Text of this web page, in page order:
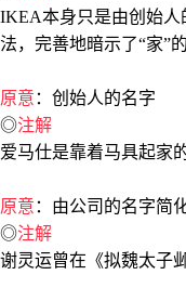
IKEA本身只是由创始人
法，完善地暗示了“家”
原意 ：创始人的名字
◎注解
爱马仕是靠着马具起家
原意 ：由公司的名字简
◎注解
谢灵运曾在《拟魏太子